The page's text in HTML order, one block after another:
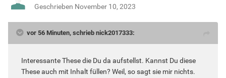
Geschrieben November 10, 2023
vor 56 Minuten, schrieb nick2017333:
Interessante These die Du da aufstellst. Kannst Du diese
These auch mit Inhalt füllen? Weil, so sagt sie mir nichts.